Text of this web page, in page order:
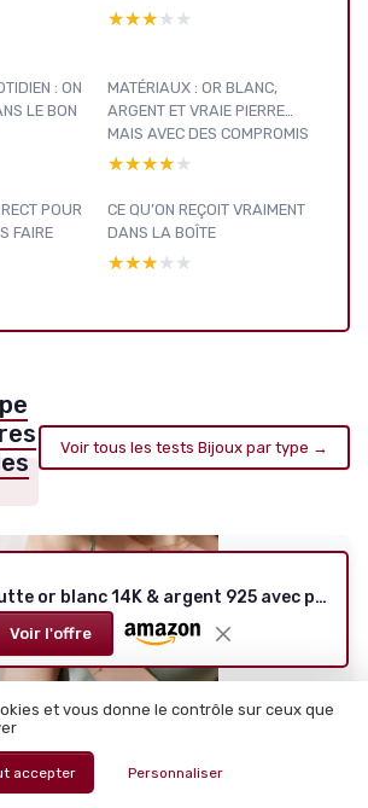
★★★★★
★★★★★
: ON
LE BON
MATÉRIAUX : OR BLANC,
ARGENT ET VRAIE PIERRE…
MAIS AVEC DES COMPROMIS
★★★★★
★★★★★
POUR
FAIRE
CE QU’ON REÇOIT VRAIMENT
DANS LA BOÎTE
★★★★★
★★★★★
Voir tous les tests Bijoux par type →
Collier goutte or blanc 14K & argent 925 avec péridot et diamant - chaîne ajustable 40+5 cm
Voir l'offre
et vous donne le contrôle sur ceux que
accepter Personnaliser